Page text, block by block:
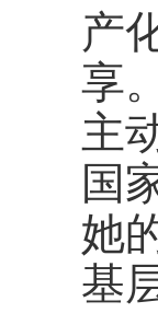
产
享
主
国
她
基